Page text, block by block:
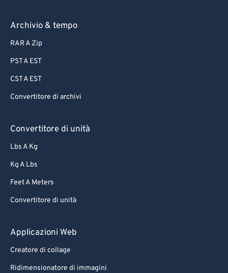
Archivio & tempo
RAR A Zip
PST A EST
CST A EST
Convertitore di archivi
Convertitore di unità
Lbs A Kg
Kg A Lbs
Feet A Meters
Convertitore di unità
Applicazioni Web
Creatore di collage
Ridimensionatore di immagini